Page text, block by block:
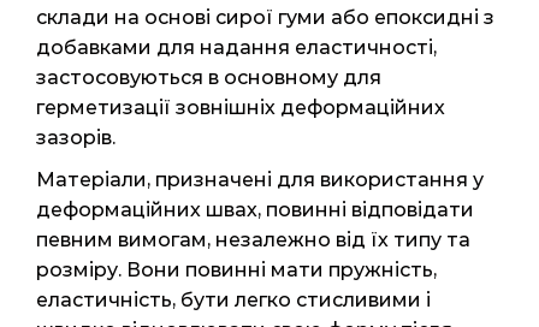
склади на основі сирої гуми або епоксидні з
добавками для надання еластичності,
застосовуються в основному для
герметизації зовнішніх деформаційних
зазорів.
Матеріали, призначені для використання у
деформаційних швах, повинні відповідати
певним вимогам, незалежно від їх типу та
розміру. Вони повинні мати пружність,
еластичність, бути легко стисливими і